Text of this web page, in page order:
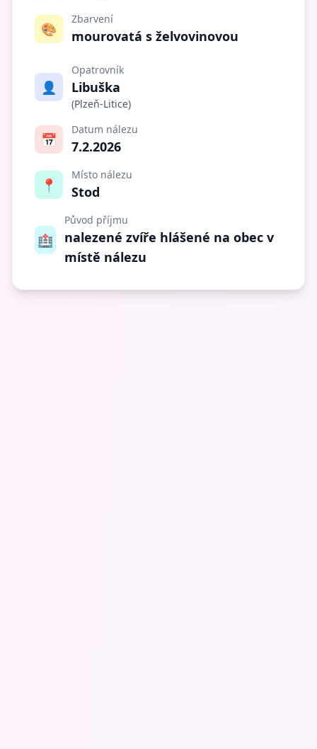
🎨
Zbarvení
mourovatá s želvovinovou
👤
Opatrovník
Libuška
(Plzeň-Litice)
📅
Datum nálezu
7.2.2026
📍
Místo nálezu
Stod
🏥
Původ příjmu
nalezené zvíře hlášené na obec v
místě nálezu